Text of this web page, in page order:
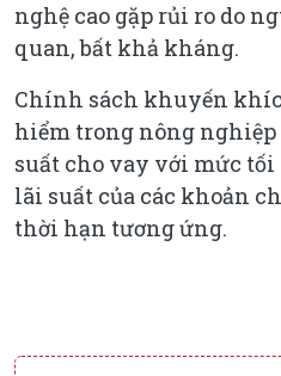
nghệ cao gặp rủi ro do
quan, bất khả kháng.
Chính sách khuyến
hiểm trong nông
suất cho vay với mức tối
lãi suất của các khoản
thời hạn tương ứng.